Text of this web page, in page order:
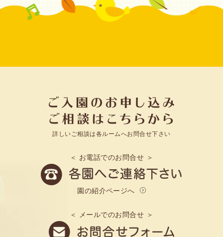
詳しいご相談は各ルームへお問合せ下さい
＜ お電話でのお問合せ ＞
園の紹介ページへ
＜ メールでのお問合せ ＞